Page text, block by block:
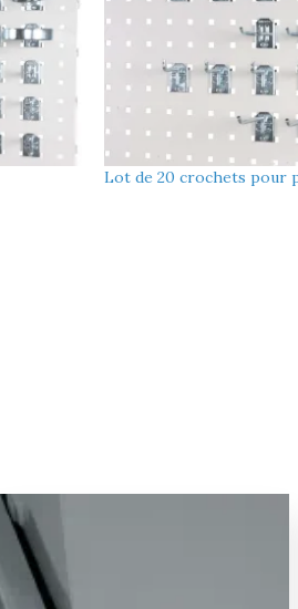
Lot de 20 crochets pour